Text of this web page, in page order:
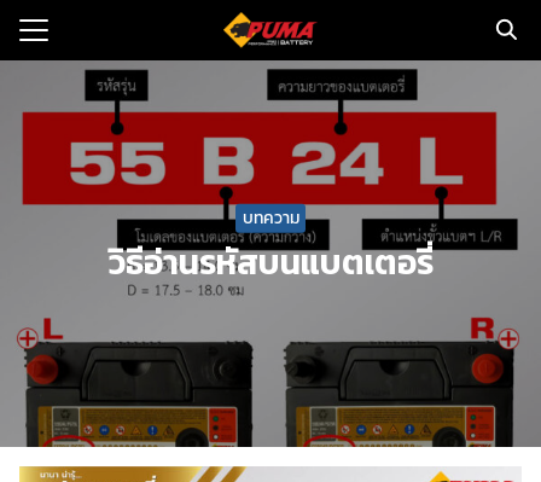
Skip
อรี่รถยนต์
จำหน่าย
บเรา
บทความ
วิธีอ่านรหัสบนแบตเตอรี่